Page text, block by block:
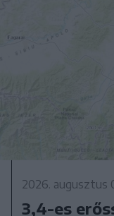
2026.
3,4-es